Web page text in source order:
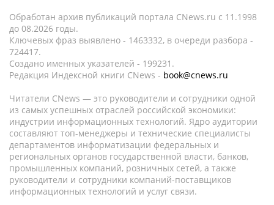
Обработан архив публикаций портала CNews.ru c 11.1998
до 08.2026 годы.
Ключевых фраз выявлено - 1463332, в очереди разбора -
724417.
Создано именных указателей - 199231.
Редакция Индексной книги CNews - book@cnews.ru
Читатели CNews — это руководители и сотрудники одной
из самых успешных отраслей российской экономики:
индустрии информационных технологий. Ядро аудитории
составляют топ-менеджеры и технические специалисты
департаментов информатизации федеральных и
региональных органов государственной власти, банков,
промышленных компаний, розничных сетей, а также
руководители и сотрудники компаний-поставщиков
информационных технологий и услуг связи.